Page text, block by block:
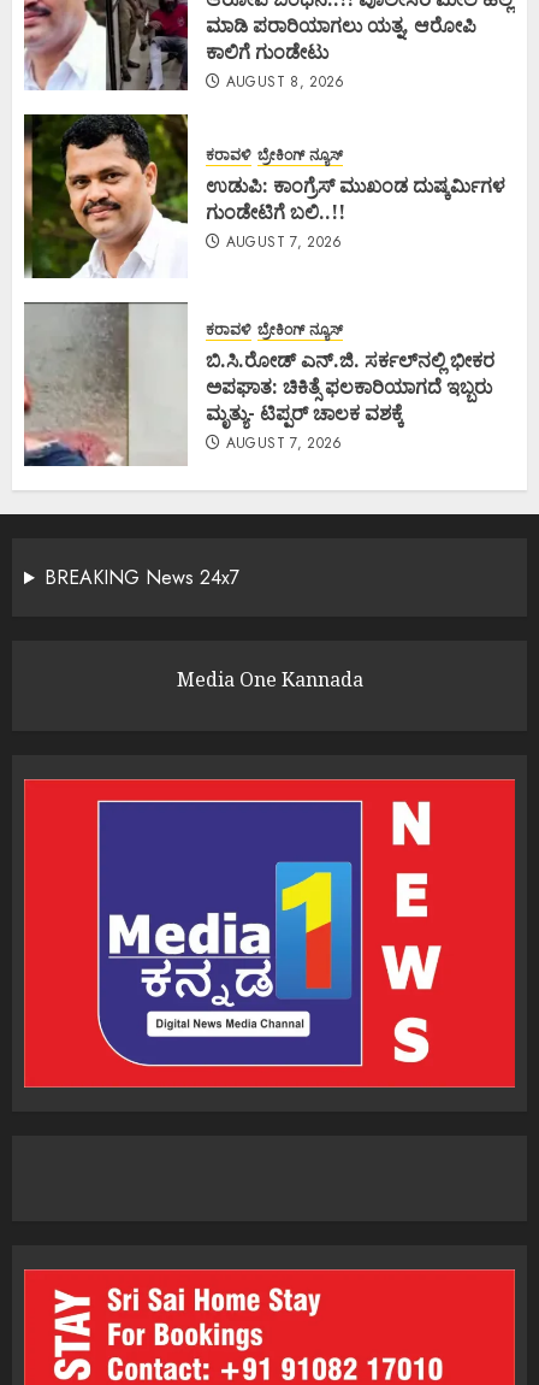
ಮಾಡಿ ಪರಾರಿಯಾಗಲು ಯತ್ನ, ಆರೋಪಿ
ಕಾಲಿಗೆ ಗುಂಡೇಟು
AUGUST 8, 2026
ಕರಾವಳಿ ಬ್ರೇಕಿಂಗ್ ನ್ಯೂಸ್
ಉಡುಪಿ: ಕಾಂಗ್ರೆಸ್ ಮುಖಂಡ ದುಷ್ಕರ್ಮಿಗಳ
ಗುಂಡೇಟಿಗೆ ಬಲಿ..!!
AUGUST 7, 2026
ಕರಾವಳಿ ಬ್ರೇಕಿಂಗ್ ನ್ಯೂಸ್
ಬಿ.ಸಿ.ರೋಡ್ ಎನ್.ಜಿ. ಸರ್ಕಲ್‌ನಲ್ಲಿ ಭೀಕರ
ಅಪಘಾತ: ಚಿಕಿತ್ಸೆ ಫಲಕಾರಿಯಾಗದೆ ಇಬ್ಬರು
ಮೃತ್ಯು- ಟಿಪ್ಪರ್ ಚಾಲಕ ವಶಕ್ಕೆ
AUGUST 7, 2026
BREAKING News 24x7
Media One Kannada